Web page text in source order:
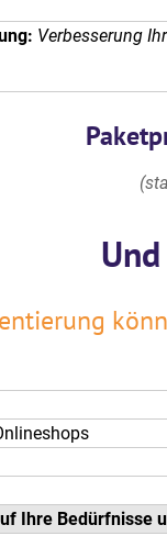
Verbesserung
Ihre Bedürfnisse